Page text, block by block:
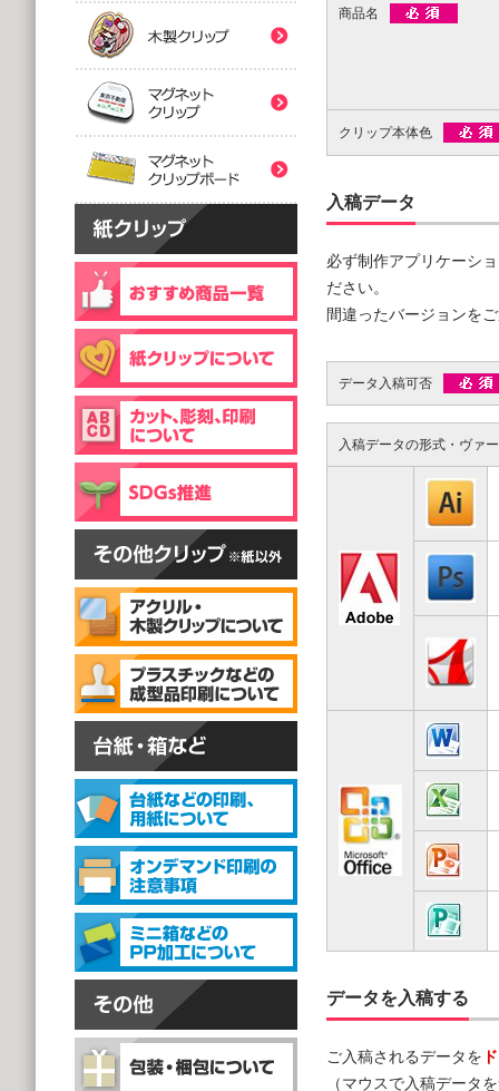
商品名
クリップ本体色
入稿データ
必ず制作アプリケーシ
ださい。
間違ったバージョンを
データ入稿可否
入稿データの形式・ヴァ
データを入稿する
ご入稿されるデータを
（マウスで入稿データ
@80.96～
(5,000個 1個あたり)
@66.30～
(5,000個 1個あたり)
@80.96～
片面タイプ
@89.60～
台紙付片面タイプ
(1,000個 1個あたり)
@54.00～
(1,000個 1個あたり)
片面彫刻タイプ
(1,000個 1個あたり)
スタンドクリップ
(1,000個 1個あたり)
@121.00～
(1,000個 1個あたり)
マグネットクリップ
個包装(OPP入)タイプ